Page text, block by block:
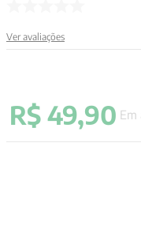
Ver avaliações
R$ 49,90 Em